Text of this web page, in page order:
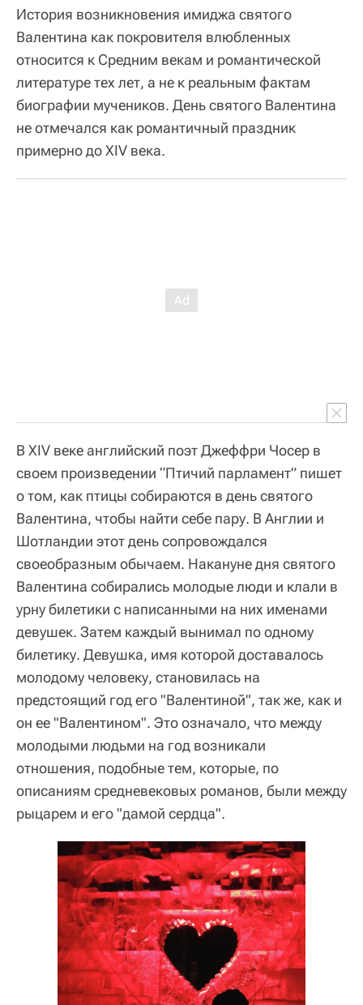
История возникновения имиджа святого
Валентина как покровителя влюбленных
относится к Средним векам и романтической
литературе тех лет, а не к реальным фактам
биографии мучеников. День святого Валентина
не отмечался как романтичный праздник
примерно до XIV века.
В XIV веке английский поэт Джеффри Чосер в
своем произведении “Птичий парламент” пишет
о том, как птицы собираются в день святого
Валентина, чтобы найти себе пару. В Англии и
Шотландии этот день сопровождался
своеобразным обычаем. Накануне дня святого
Валентина собирались молодые люди и клали в
урну билетики с написанными на них именами
девушек. Затем каждый вынимал по одному
билетику. Девушка, имя которой доставалось
молодому человеку, становилась на
предстоящий год его "Валентиной", так же, как и
он ее "Валентином". Это означало, что между
молодыми людьми на год возникали
отношения, подобные тем, которые, по
описаниям средневековых романов, были между
рыцарем и его "дамой сердца".